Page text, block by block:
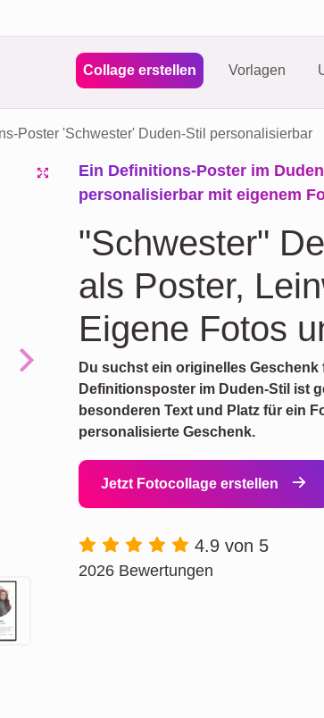
Collage erstellen Vorlagen
Poster 'Schwester' Duden-Stil personalisierbar
Next
Ein Definitions-Poster im
personalisierbar mit eigenem
"Schwester"
als Poster,
Eigene Fotos
Du suchst ein originelles
Definitionsposter im Duden-Stil ist
besonderen Text und Platz für ein
personalisierte Geschenk.
Jetzt Fotocollage erstellen
4.9 von 5
2026 Bewertungen